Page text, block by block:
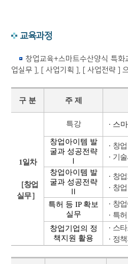
교육과정
창업교육+스마트수산양식 특
업실무 ], [ 사업기획 ], [ 사업전략 ]
구 분 주 제
1일차
［창업
실무］
특강 ∙ 스
창업아이템 발
굴과 성공전략
Ⅰ
∙ 창
∙ 기
창업아이템 발
굴과 성공전략
Ⅱ
∙ 창
∙ 창
특허 등IP 확보
실무
∙ 창
∙ 특
창업기업의 정
책지원 활용
∙ 스
∙ 정